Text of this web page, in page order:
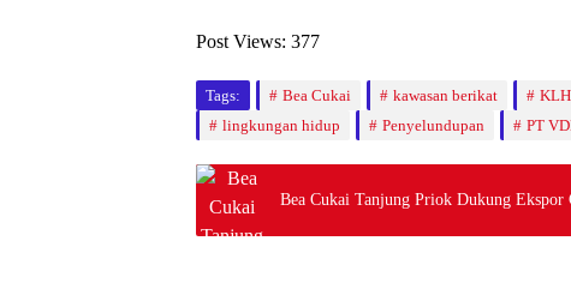
Post Views: 377
Tags: Bea Cukai kawasan berikat
lingkungan hidup
Penyelundupan PT
Bea Cukai Tanjung Priok Dukung Ekspor